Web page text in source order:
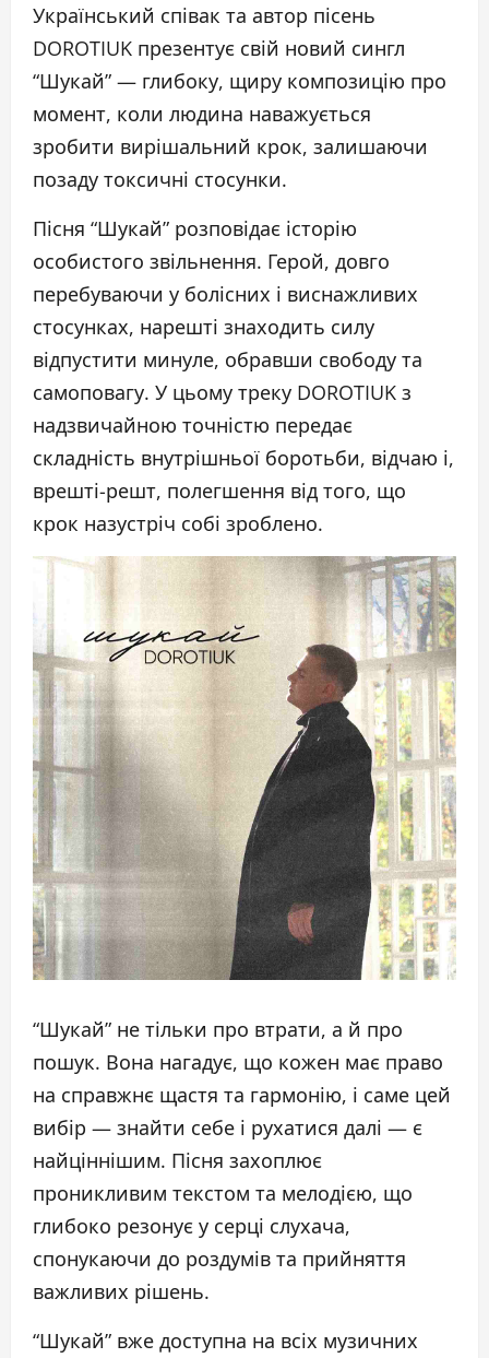
Український співак та автор пісень
DOROTIUK презентує свій новий сингл
“Шукай” — глибоку, щиру композицію про
момент, коли людина наважується
зробити вирішальний крок, залишаючи
позаду токсичні стосунки.
Пісня “Шукай” розповідає історію
особистого звільнення. Герой, довго
перебуваючи у болісних і виснажливих
стосунках, нарешті знаходить силу
відпустити минуле, обравши свободу та
самоповагу. У цьому треку DOROTIUK з
надзвичайною точністю передає
складність внутрішньої боротьби, відчаю і,
врешті-решт, полегшення від того, що
крок назустріч собі зроблено.
“Шукай” не тільки про втрати, а й про
пошук. Вона нагадує, що кожен має право
на справжнє щастя та гармонію, і саме цей
вибір — знайти себе і рухатися далі — є
найціннішим. Пісня захоплює
проникливим текстом та мелодією, що
глибоко резонує у серці слухача,
спонукаючи до роздумів та прийняття
важливих рішень.
“Шукай” вже доступна на всіх музичних